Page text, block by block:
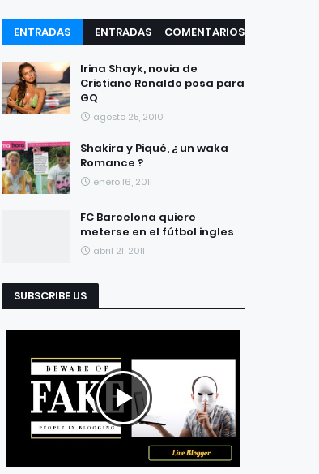
ENTRADAS
RECIENTES
ENTRADAS
COMENTARIOS
Irina Shayk, novia de
Cristiano Ronaldo posa para
GQ
agosto 25, 2010
Shakira y Piqué, ¿ un waka
Romance ?
enero 16, 2011
FC Barcelona quiere
meterse en el fútbol ingles
abril 21, 2011
SUBSCRIBE US